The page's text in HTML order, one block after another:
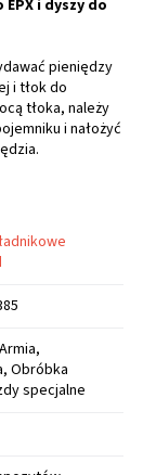
i dyszy do
pieniędzy
i tłok do
tłoka, należy
i nałożyć
.
Obróbka
specjalne